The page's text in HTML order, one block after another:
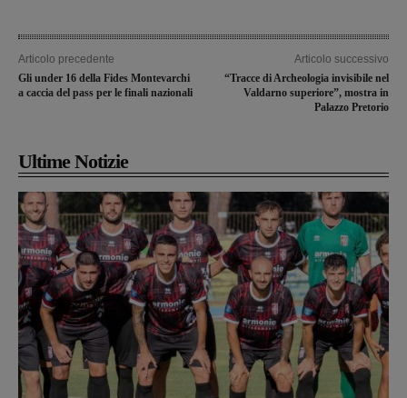
Articolo precedente
Gli under 16 della Fides Montevarchi
a caccia del pass per le finali nazionali
Articolo successivo
“Tracce di Archeologia invisibile nel
Valdarno superiore”, mostra in
Palazzo Pretorio
Ultime Notizie